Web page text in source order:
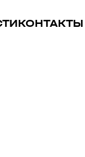
КОНТАКТЫ